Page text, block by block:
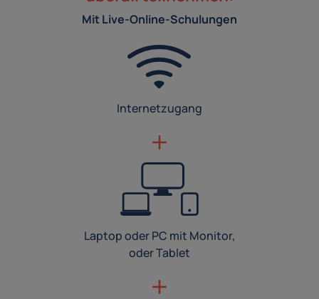
Mit Live-Online-Schulungen
Internetzugang
Laptop oder PC mit Monitor,
oder Tablet